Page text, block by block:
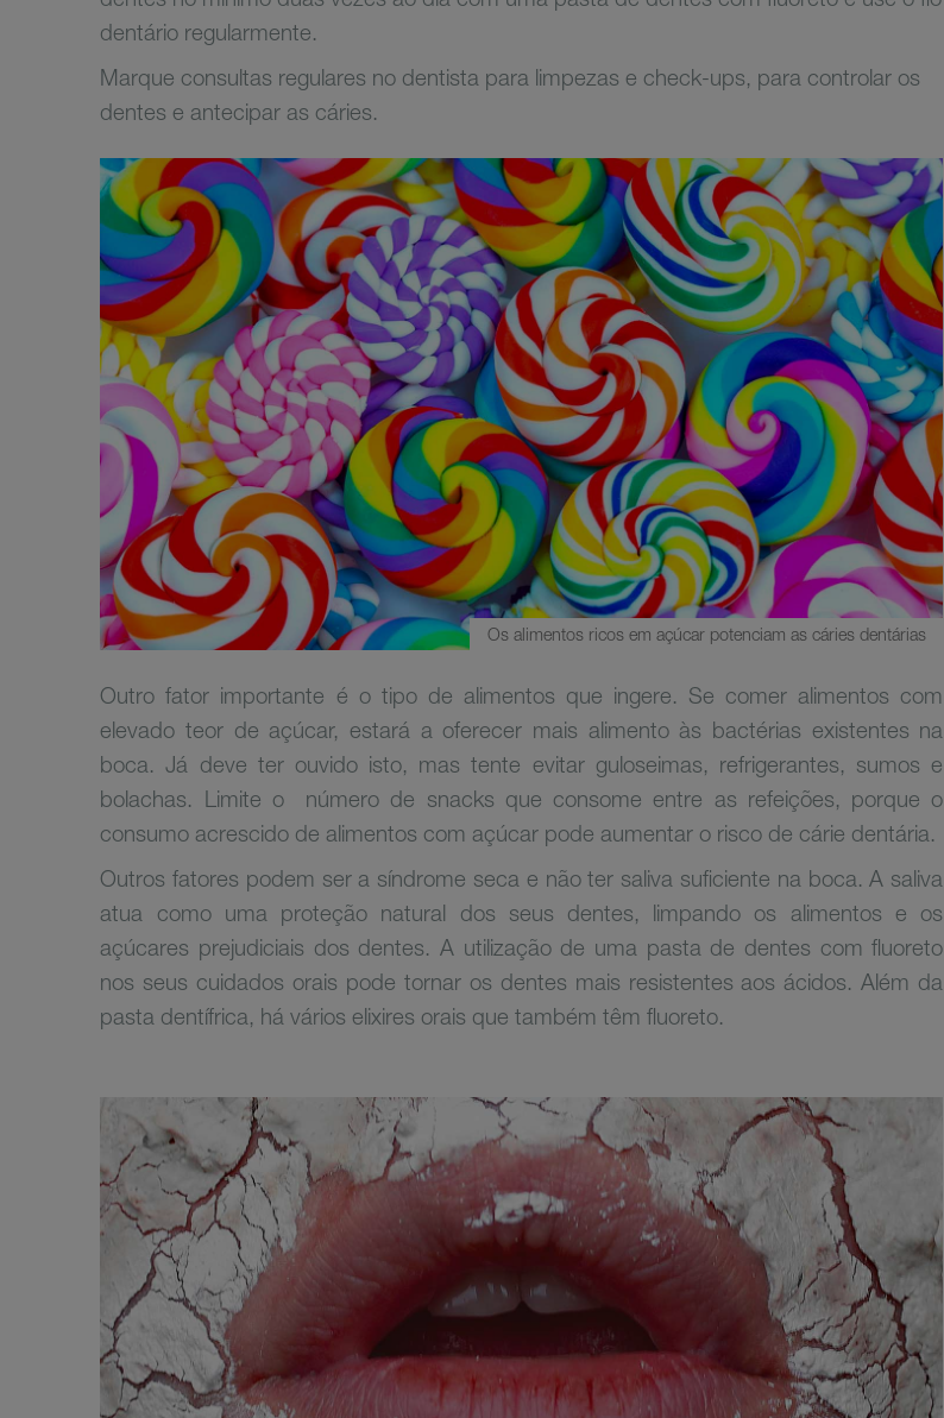
dentário regularmente.
Marque consultas regulares no dentista para limpezas e check-ups, para controlar os
dentes e antecipar as cáries.
Os alimentos ricos em açúcar potenciam as cáries dentárias
Outro fator importante é o tipo de alimentos que ingere. Se comer alimentos com
elevado teor de açúcar, estará a oferecer mais alimento às bactérias existentes na
boca. Já deve ter ouvido isto, mas tente evitar guloseimas, refrigerantes, sumos e
bolachas. Limite o
número de snacks que consome entre as refeições, porque o
consumo acrescido de alimentos com açúcar pode aumentar o risco de cárie dentária.
Outros fatores podem ser a síndrome seca e não ter saliva suficiente na boca. A saliva
atua como uma proteção natural dos seus dentes, limpando os alimentos e os
açúcares prejudiciais dos dentes. A utilização de uma pasta de dentes com fluoreto
nos seus cuidados orais pode tornar os dentes mais resistentes aos ácidos. Além da
pasta dentífrica, há vários elixires orais que também têm fluoreto.